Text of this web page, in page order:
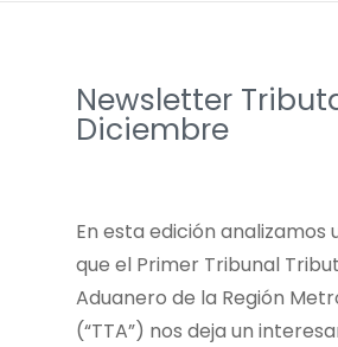
Newsletter
Diciembre
En esta edición analizamos
que el Primer Tribunal
Aduanero de la Región
(“TTA”) nos deja un